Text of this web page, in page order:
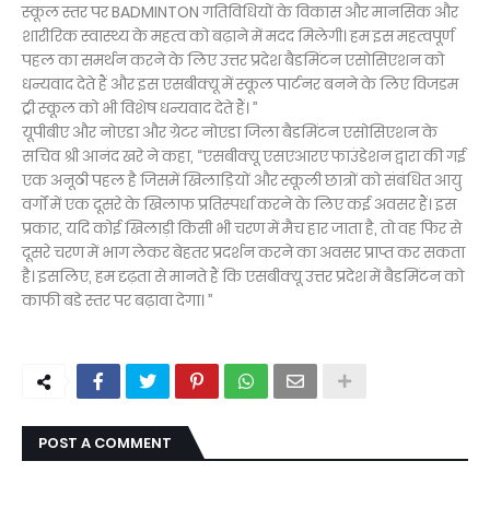
स्कूल स्तर पर BADMINTON गतिविधियों के विकास और मानसिक और
शारीरिक स्वास्थ्य के महत्व को बढ़ाने में मदद मिलेगी। हम इस महत्वपूर्ण
पहल का समर्थन करने के लिए उत्तर प्रदेश बैडमिंटन एसोसिएशन को
धन्यवाद देते हैं और इस एसबीक्यू में स्कूल पार्टनर बनने के लिए विजडम
ट्री स्कूल को भी विशेष धन्यवाद देते हैं। ”
यूपीबीए और नोएडा और ग्रेटर नोएडा जिला बैडमिंटन एसोसिएशन के
सचिव श्री आनंद खरे ने कहा, “एसबीक्यू एसएआरए फाउंडेशन द्वारा की गई
एक अनूठी पहल है जिसमें खिलाड़ियों और स्कूली छात्रों को संबंधित आयु
वर्गों में एक दूसरे के खिलाफ प्रतिस्पर्धा करने के लिए कई अवसर हैं। इस
प्रकार, यदि कोई खिलाड़ी किसी भी चरण में मैच हार जाता है, तो वह फिर से
दूसरे चरण में भाग लेकर बेहतर प्रदर्शन करने का अवसर प्राप्त कर सकता
है। इसलिए, हम दृढ़ता से मानते हैं कि एसबीक्यू उत्तर प्रदेश में बैडमिंटन को
काफी बडे स्तर पर बढ़ावा देगा। ”
POST A COMMENT